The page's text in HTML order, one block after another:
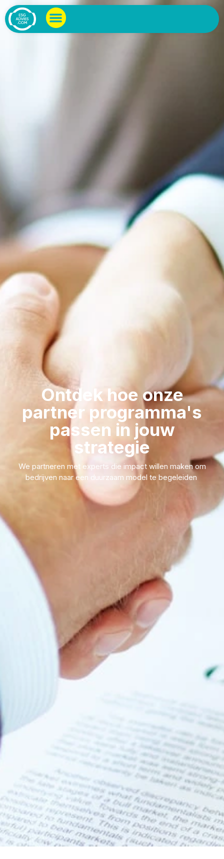
Ontdek hoe onze
partner programma's
passen in jouw
strategie
We partneren met experts die impact willen maken om
bedrijven naar een duurzaam model te begeleiden